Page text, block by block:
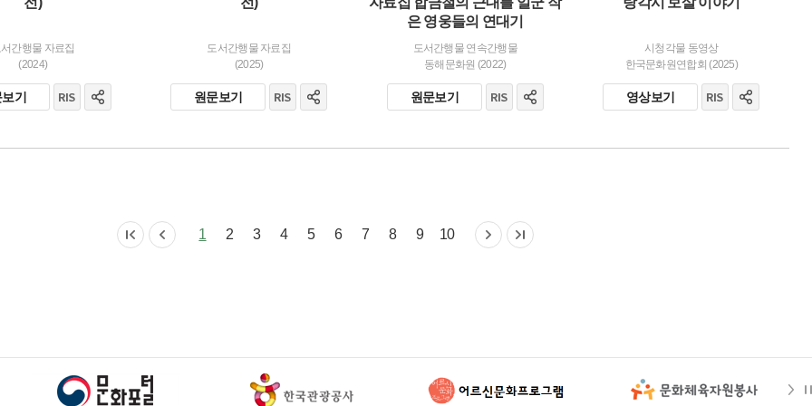
간행물 자료집
(2024)
기
도서간행물 자료집
(2025)
원문보기
은 영웅들의 연대기
도서간행물 연속간행물
동해문화원 (2022)
원문보기
시청각물 동영상
한국문화원연합회 (2025)
영상보기
1 2 3 4 5 6 7 8 9 10